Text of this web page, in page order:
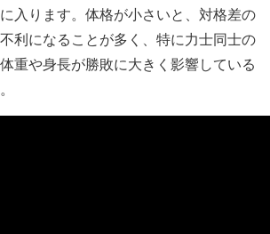
入ります。体格が小さいと、対格差の
利になることが多く、特に力士同士の
重や身長が勝敗に大きく影響している